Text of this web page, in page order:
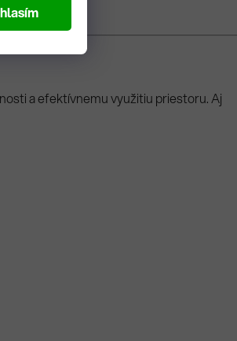
a efektívnemu využitiu priestoru. Aj